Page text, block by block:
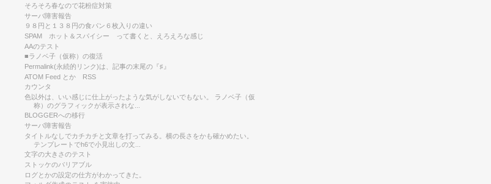
そろそろ春なので花粉症対策
サーバ障害報告
９８円と１３８円の食パン６枚入りの違い
SPAM ホット＆スパイシー って書くと、えろえろな感じ
AAのテスト
■ラノベ子（仮称）の復活
Permalink(永続的リンク)は、記事の末尾の『♯』
ATOM Feed とか RSS
カウンタ
色以外は、いい感じに仕上がったような気がしないでもない。 ラノベ子（仮
称）のグラフィックが表示されな...
BLOGGERへの移行
サーバ障害報告
タイトルなしでカチカチと文章を打ってみる。横の長さをかも確かめたい。
テンプレートでh6で小見出しの文...
文字の大きさのテスト
ストッケのバリアブル
ログとかの設定の仕方がわかってきた。